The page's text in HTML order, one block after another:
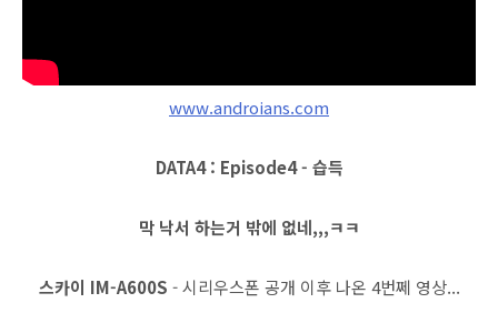
www.androians.com
DATA4 : Episode4 - 습득
막 낙서 하는거 밖에 없네,,,ㅋㅋ
스카이 IM-A600S - 시리우스폰 공개 이후 나온 4번쩨 영상...